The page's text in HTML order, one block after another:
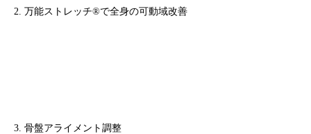
2. 万能ストレッチ®で全身の可動域改善
3. 骨盤アライメント調整